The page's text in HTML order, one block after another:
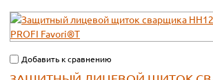
Добавить к сравнению